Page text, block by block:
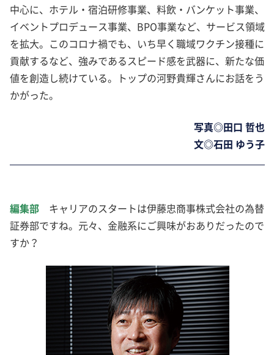
中心に、ホテル・宿泊研修事業、料飲・バンケット事業、
イベントプロデュース事業、BPO事業など、サービス領域
を拡大。このコロナ禍でも、いち早く職域ワクチン接種に
貢献するなど、強みであるスピード感を武器に、新たな価
値を創造し続けている。トップの河野貴輝さんにお話をう
かがった。
写真◎田口 哲也
文◎石田 ゆう子
編集部 キャリアのスタートは伊藤忠商事株式会社の為替
証券部ですね。元々、金融系にご興味がおありだったので
すか？